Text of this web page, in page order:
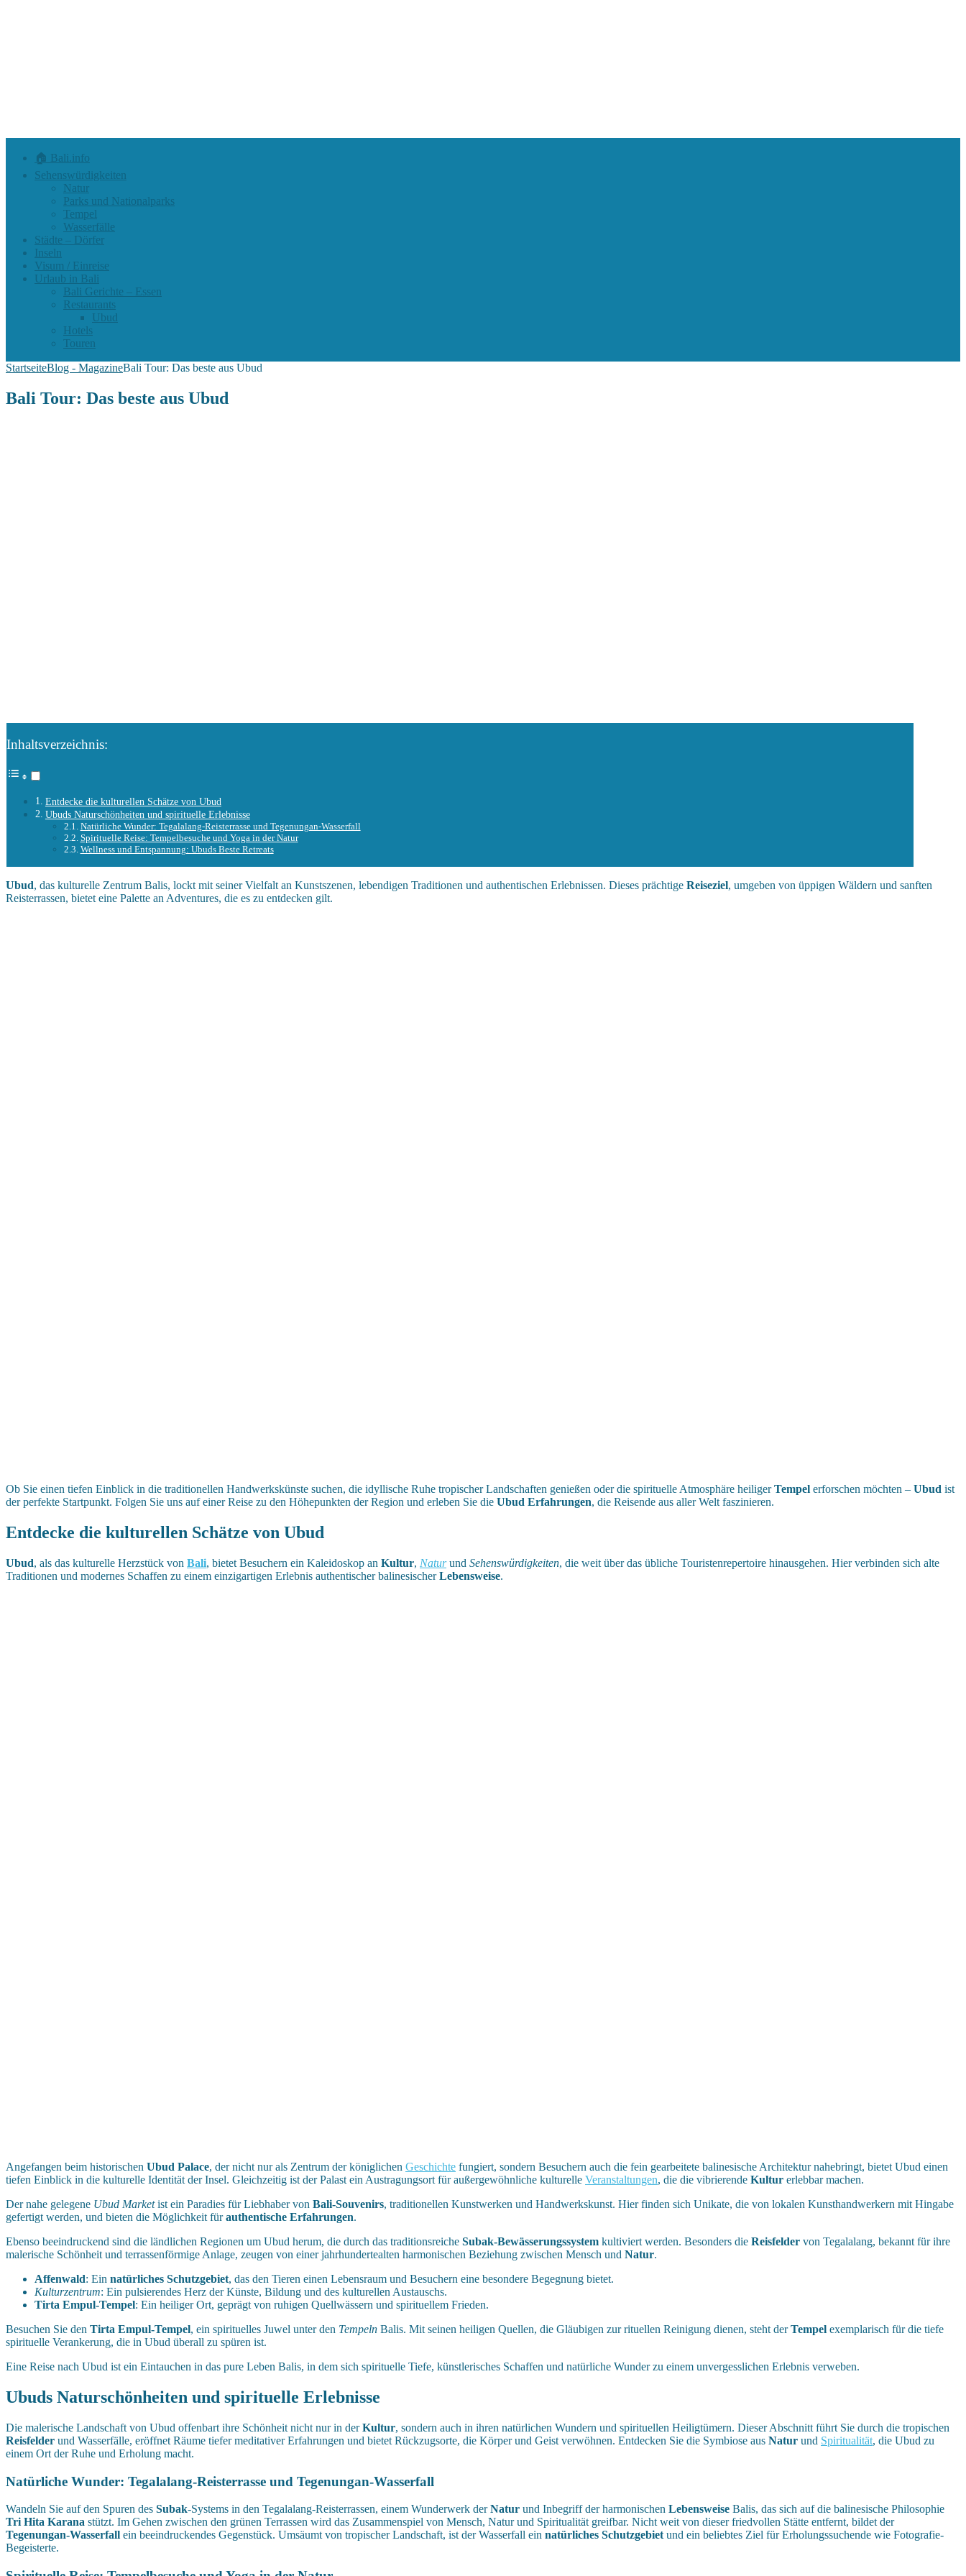
🏠 Bali.info
Sehenswürdigkeiten
Natur
Parks und Nationalparks
Tempel
Wasserfälle
Städte – Dörfer
Inseln
Visum / Einreise
Urlaub in Bali
Bali Gerichte – Essen
Restaurants
Ubud
Hotels
Touren
StartseiteBlog - MagazineBali Tour: Das beste aus Ubud
Bali Tour: Das beste aus Ubud
Inhaltsverzeichnis:
Entdecke die kulturellen Schätze von Ubud
Ubuds Naturschönheiten und spirituelle Erlebnisse
Natürliche Wunder: Tegalalang-Reisterrasse und Tegenungan-Wasserfall
Spirituelle Reise: Tempelbesuche und Yoga in der Natur
Wellness und Entspannung: Ubuds Beste Retreats
Ubud, das kulturelle Zentrum Balis, lockt mit seiner Vielfalt an Kunstszenen, lebendigen Traditionen und authentischen Erlebnissen. Dieses prächtige Reiseziel, umgeben von üppigen Wäldern und sanften
Reisterrassen, bietet eine Palette an Adventures, die es zu entdecken gilt.
Ob Sie einen tiefen Einblick in die traditionellen Handwerkskünste suchen, die idyllische Ruhe tropischer Landschaften genießen oder die spirituelle Atmosphäre heiligerTempel erforschen möchten – Ubud ist
der perfekte Startpunkt. Folgen Sie uns auf einer Reise zu den Höhepunkten der Region und erleben Sie die Ubud Erfahrungen, die Reisende aus aller Welt faszinieren.
Entdecke die kulturellen Schätze von Ubud
Ubud, als das kulturelle Herzstück von Bali, bietet Besuchern ein Kaleidoskop an Kultur, Naturund Sehenswürdigkeiten, die weit über das übliche Touristenrepertoire hinausgehen. Hier verbinden sich alte
Traditionen und modernes Schaffen zu einem einzigartigen Erlebnis authentischer balinesischerLebensweise.
Angefangen beim historischen Ubud Palace, der nicht nur als Zentrum der königlichen Geschichte fungiert, sondern Besuchern auch die fein gearbeitete balinesische Architektur nahebringt, bietet Ubud einen
tiefen Einblick in die kulturelle Identität der Insel. Gleichzeitig ist der Palast ein Austragungsort für außergewöhnliche kulturelle Veranstaltungen, die die vibrierende Kultur erlebbar machen.
Der nahe gelegene Ubud Marketist ein Paradies für Liebhaber von Bali-Souvenirs, traditionellen Kunstwerken und Handwerkskunst. Hier finden sich Unikate, die von lokalen Kunsthandwerkern mit Hingabe
gefertigt werden, und bieten die Möglichkeit fürauthentische Erfahrungen.
Ebenso beeindruckend sind die ländlichen Regionen um Ubud herum, die durch das traditionsreiche Subak-Bewässerungssystem kultiviert werden. Besonders die Reisfelder von Tegalalang, bekannt für ihre
malerische Schönheit und terrassenförmige Anlage, zeugen von einer jahrhundertealten harmonischen Beziehung zwischen Mensch und Natur.
Affenwald: Ein natürliches Schutzgebiet, das den Tieren einen Lebensraum und Besuchern eine besondere Begegnung bietet.
Kulturzentrum: Ein pulsierendes Herz der Künste, Bildung und des kulturellen Austauschs.
Tirta Empul-Tempel: Ein heiliger Ort, geprägt von ruhigen Quellwässern und spirituellem Frieden.
Besuchen Sie den Tirta Empul-Tempel, ein spirituelles Juwel unter den Tempeln Balis. Mit seinen heiligen Quellen, die Gläubigen zur rituellen Reinigung dienen, steht derTempel exemplarisch für die tiefe
spirituelle Verankerung, die in Ubud überall zu spüren ist.
Eine Reise nach Ubud ist ein Eintauchen in das pure Leben Balis, in dem sich spirituelle Tiefe, künstlerisches Schaffen und natürliche Wunder zu einem unvergesslichen Erlebnis verweben.
Ubuds Naturschönheiten und spirituelle Erlebnisse
Die malerische Landschaft von Ubud offenbart ihre Schönheit nicht nur in derKultur, sondern auch in ihren natürlichen Wundern und spirituellen Heiligtümern. Dieser Abschnitt führt Sie durch die tropischen
Reisfelder und Wasserfälle, eröffnet Räume tiefer meditativer Erfahrungen und bietet Rückzugsorte, die Körper und Geist verwöhnen. Entdecken Sie die Symbiose aus Natur und Spiritualität, die Ubud zu
einem Ort der Ruhe und Erholung macht.
Natürliche Wunder: Tegalalang-Reisterrasse und Tegenungan-Wasserfall
Wandeln Sie auf den Spuren des Subak-Systems in den Tegalalang-Reisterrassen, einem Wunderwerk derNatur und Inbegriff der harmonischen Lebensweise Balis, das sich auf die balinesische Philosophie
Tri Hita Karana stützt. Im Gehen zwischen den grünen Terrassen wird das Zusammenspiel von Mensch, Natur und Spiritualität greifbar. Nicht weit von dieser friedvollen Stätte entfernt, bildet der
Tegenungan-Wasserfall ein beeindruckendes Gegenstück. Umsäumt von tropischer Landschaft, ist der Wasserfall ein natürliches Schutzgebiet und ein beliebtes Ziel für Erholungssuchende wie Fotografie-
Begeisterte.